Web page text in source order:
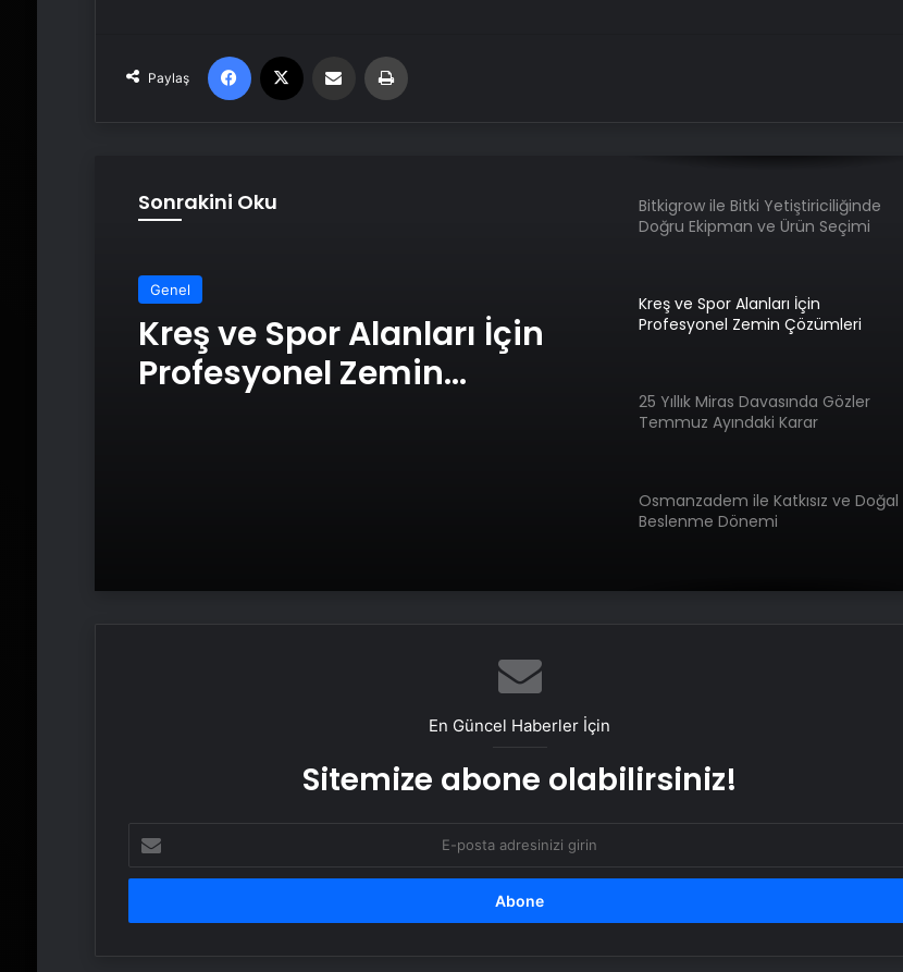
Paylaş
Facebook Email'den paylaş
Sonrakini Oku
Genel
Kreş ve Spor Alanları İçin
Profesyonel Zemin
Bitkigrow ile Bitki Yetiştiriciliğinde
Doğru Ekipman ve Ürün Seçimi
Kreş ve Spor Alanları İçin
Profesyonel Zemin Çözümleri
25 Yıllık Miras Davasında Gözler
Temmuz Ayındaki Karar
Osmanzadem ile Katkısız ve Doğal
Beslenme Dönemi
Sosyox, Sosyal Medyada Büyümenin
En Güncel Haberler İçin
Sitemize abone olabilirsiniz!
posta
adresinizi